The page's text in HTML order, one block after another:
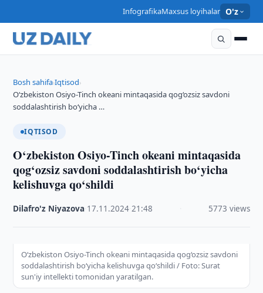
InfografikaMaxsus loyihalar O'z
Bosh sahifa›Iqtisod›
O‘zbekiston Osiyo-Tinch okeani mintaqasida qog‘ozsiz savdoni
soddalashtirish bo‘yicha …
IQTISOD
O‘zbekiston Osiyo-Tinch okeani mintaqasida
qog‘ozsiz savdoni soddalashtirish bo‘yicha
kelishuvga qo‘shildi
Dilafro'z Niyazova 17.11.2024 ·21:48 5773 views
O‘zbekiston Osiyo-Tinch okeani mintaqasida qog‘ozsiz savdoni
soddalashtirish bo‘yicha kelishuvga qo‘shildi / Foto: Surat
sun'iy intellekti tomonidan yaratilgan.